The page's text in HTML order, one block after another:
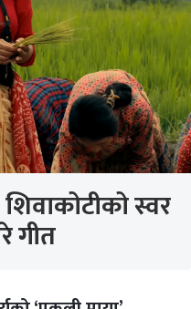
शिवाकोटीको स्वर
गीत